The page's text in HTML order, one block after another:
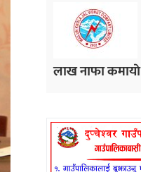
लाख नाफा कमायाे